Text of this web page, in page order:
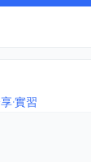
·實習